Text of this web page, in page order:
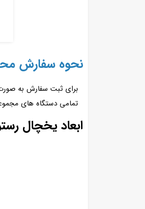
نحوه سفارش
برای ثبت سفارش به
تمامی دستگاه های
ابعاد یخچال